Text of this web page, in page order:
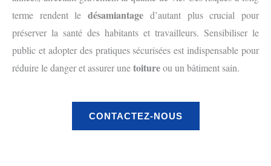
terme rendent ledésamiantage d’autant plus crucial pour
préserver la santé des habitants et travailleurs. Sensibiliser le
public et adopter des pratiques sécurisées est indispensable pour
réduire le danger et assurer unetoitureou un bâtiment sain.
CONTACTEZ-NOUS